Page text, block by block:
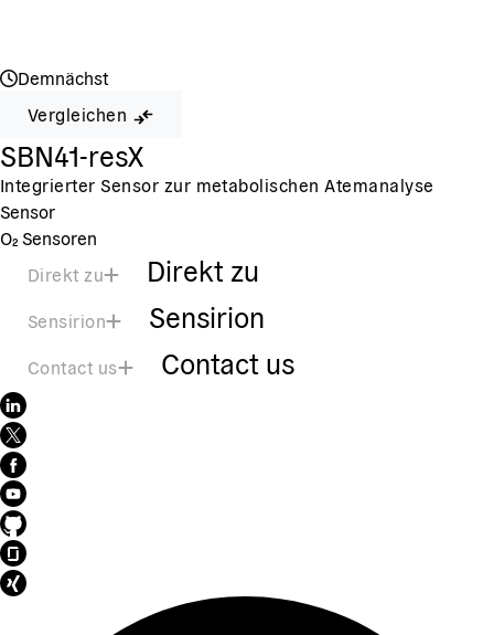
Demnächst
Vergleichen
SBN41-resX
Integrierter Sensor zur metabolischen Atemanalyse
Sensor
O₂ Sensoren
Direkt zu
Direkt zu
Sensirion Sensirion
Contact us Contact us